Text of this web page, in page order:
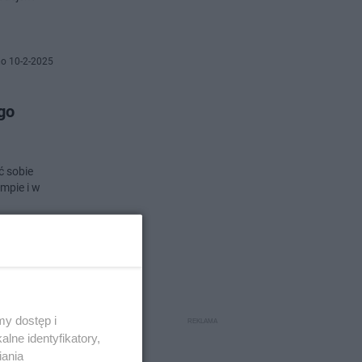
10-2-2025
sobie
i w
dostęp i
identyfikatory,